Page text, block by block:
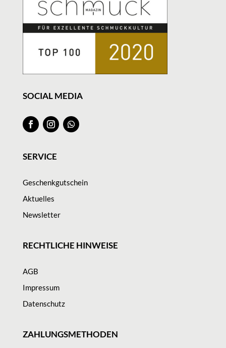
SOCIAL MEDIA
SERVICE
Geschenkgutschein
Aktuelles
Newsletter
RECHTLICHE HINWEISE
AGB
Impressum
Datenschutz
ZAHLUNGSMETHODEN